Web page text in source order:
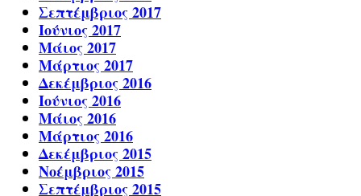
Σεπτέμβριος 2017
Ιούνιος 2017
Μάιος 2017
Μάρτιος 2017
Δεκέμβριος 2016
Ιούνιος 2016
Μάιος 2016
Μάρτιος 2016
Δεκέμβριος 2015
Νοέμβριος 2015
Σεπτέμβριος 2015